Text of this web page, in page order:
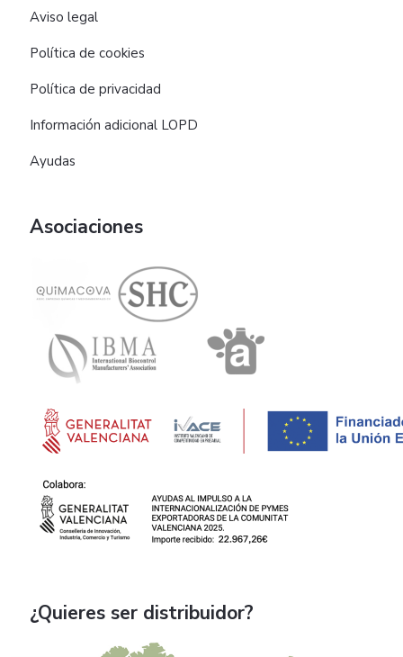
Aviso legal
Política de cookies
Política de privacidad
Información adicional LOPD
Ayudas
Asociaciones
¿Quieres ser distribuidor?